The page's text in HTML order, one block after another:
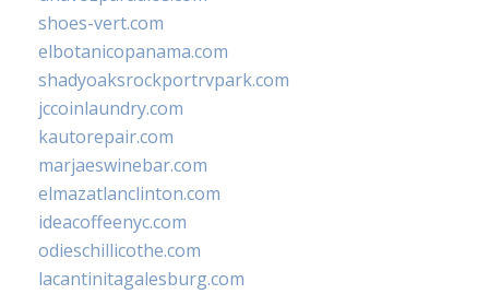
shoes-vert.com
elbotanicopanama.com
shadyoaksrockportrvpark.com
jccoinlaundry.com
kautorepair.com
marjaeswinebar.com
elmazatlanclinton.com
ideacoffeenyc.com
odieschillicothe.com
lacantinitagalesburg.com